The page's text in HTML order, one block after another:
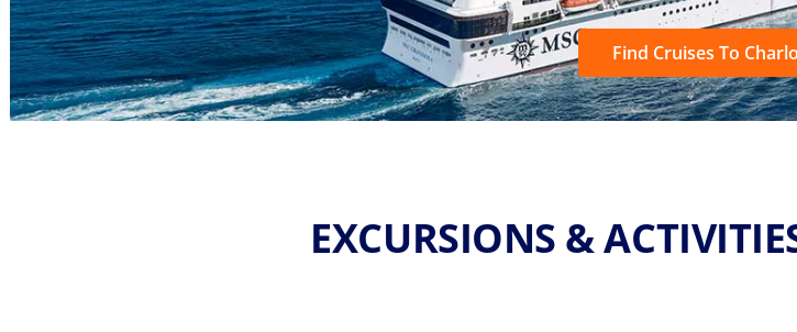
Find Cruises To
EXCURSIONS &